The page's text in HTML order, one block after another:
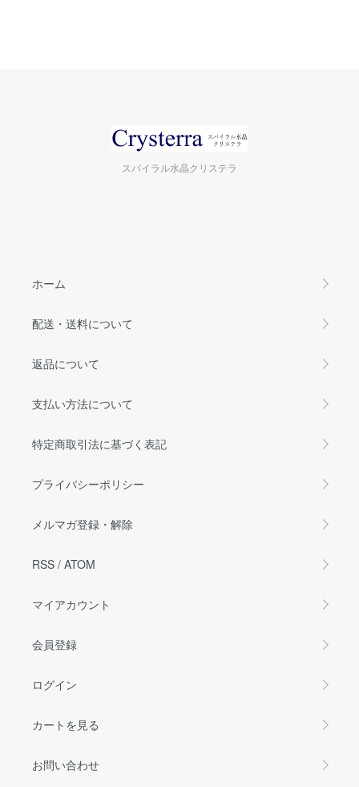
スパイラル水晶クリステラ
ホーム
配送・送料について
返品について
支払い方法について
特定商取引法に基づく表記
プライバシーポリシー
メルマガ登録・解除
RSS / ATOM
マイアカウント
会員登録
ログイン
カートを見る
お問い合わせ